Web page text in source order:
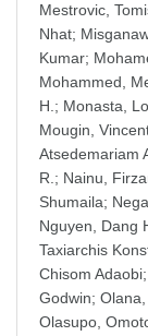
Mestrovic,
Nhat;
Kumar;
Mohammed,
H. ; Monasta,
Mougin,
Atsedemariam
R. ; Nainu,
Shumaila;
Nguyen, Dang
Taxiarchis
Chisom Adaobi;
Godwin;
Olasupo,